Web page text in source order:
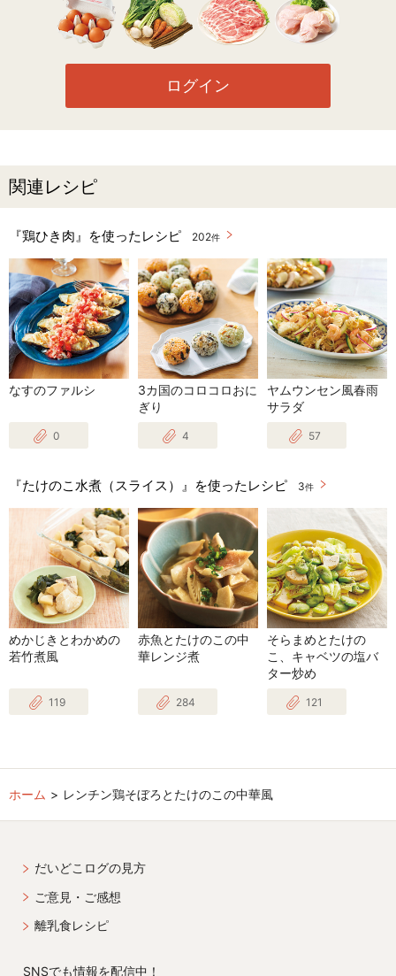
ログイン
関連レシピ
『鶏ひき肉』を使ったレシピ 202件
なすのファルシ
0
3カ国のコロコロおに
ぎり
4
ヤムウンセン風春雨
サラダ
57
『たけのこ水煮（スライス）』を使ったレシピ 3件
めかじきとわかめの
若竹煮風
119
赤魚とたけのこの中
華レンジ煮
284
そらまめとたけの
こ、キャベツの塩バ
ター炒め
121
ホーム レンチン鶏そぼろとたけのこの中華風
だいどこログの見方
ご意見・ご感想
離乳食レシピ
SNSでも情報を配信中！